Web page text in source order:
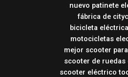
nuevo patinete
fábrica de
bicicleta
motocicletas
mejor scooter
scooter de ruedas
scooter eléctrico